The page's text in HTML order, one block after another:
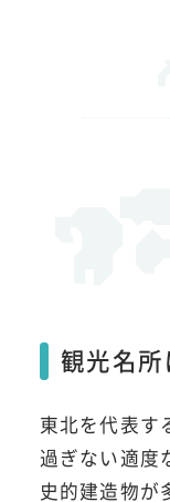
観光名所
東北を代表す
過ぎない適度
史的建造物が